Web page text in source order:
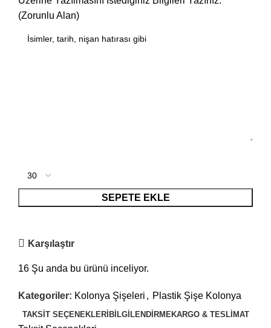
(Zorunlu Alan)
SEPETE EKLE
Karşılaştır
16 Şu anda bu ürünü inceliyor.
Kategoriler: Kolonya Şişeleri , Plastik Şişe Kolonya
TAKSIT SEÇENEKLERI BILGILENDIRMEKARGO & TESLIMAT